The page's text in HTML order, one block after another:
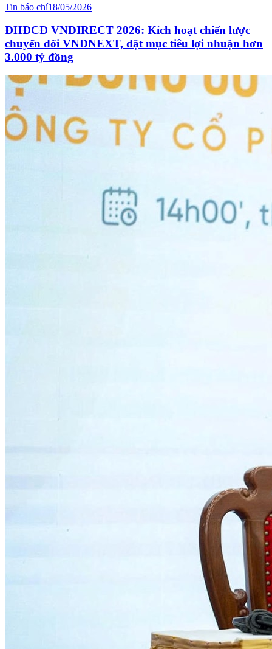
Tin báo chí18/05/2026
ĐHĐCĐ VNDIRECT 2026: Kích hoạt chiến lược
chuyển đổi VNDNEXT, đặt mục tiêu lợi nhuận hơn
3.000 tỷ đồng